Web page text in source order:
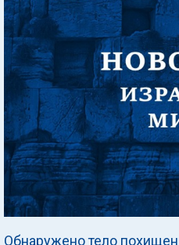
Обнаружено тело